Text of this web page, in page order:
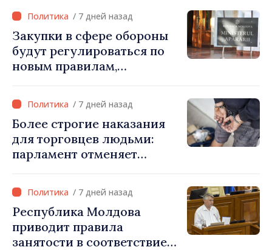
внеочередном заседании
24 августа»/ 7 дней назад
Закупки в сфере обороны
будут регулироваться по
новым правилам,
стандартами ЕС
/ 7 дней назад
Более строгие наказания
для торговцев людьми:
парламент отменяет
освобождения от
наказания в тяжких
случаях
/ 7 дней назад
Республика Молдова
приводит правила
занятости в соответствие